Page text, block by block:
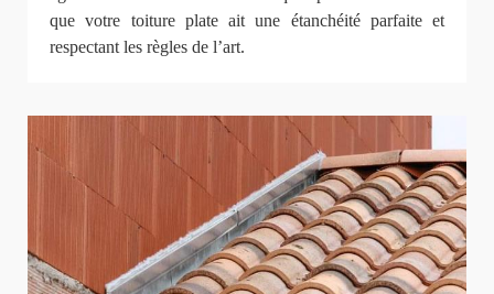
que votre toiture plate ait une étanchéité parfaite et
respectant les règles de l’art.